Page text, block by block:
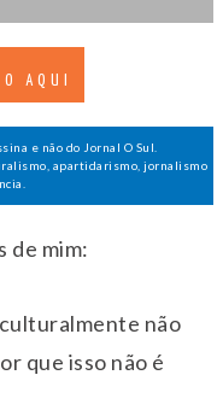
AQUI
e não do Jornal O Sul.
apartidarismo, jornalismo
de mim:
não
que isso não é